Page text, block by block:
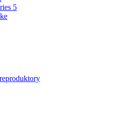
5